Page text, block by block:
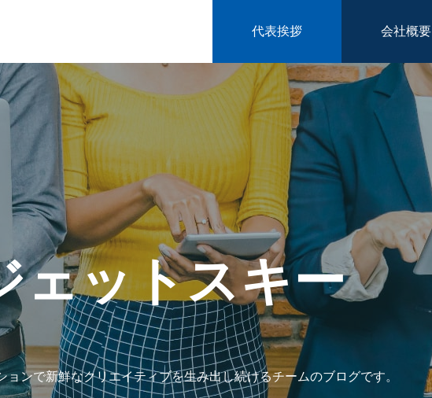
代表挨拶 会社概要
ェットスキー
ョンで新鮮なクリエイティブを生み出し続けるチームのブログです。